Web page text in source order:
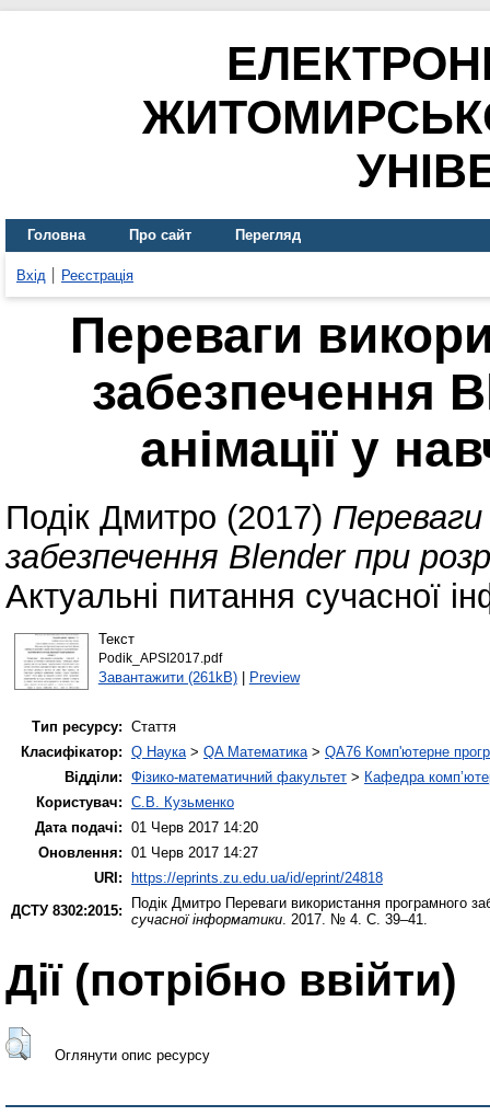
Головна Про сайт Перегляд
Вхід Реєстрація
Переваги
забезпечення
анімації у
Подік Дмитро (2017)
забезпечення Blender при
Актуальні питання сучасної
Текст
Podik_APSI2017.pdf
Завантажити (261kB)| Preview
Тип ресурсу: Стаття
Класифікатор: Q Наука> QA Математика> QA76 Комп'ютерне
Відділи: Фізико-математичний факультет > Кафедра
Користувач: С.В. Кузьменко
Дата подачі: 01 Черв 2017 14:20
Оновлення: 01 Черв 2017 14:27
URI:
https://eprints.zu.edu.ua/id/eprint/24818
ДСТУ 8302:2015:
Подік Дмитро Переваги використання програмного
сучасної інформатики. 2017. № 4. С. 39–41.
Дії ​​(потрібно ввійти)
Оглянути опис ресурсу